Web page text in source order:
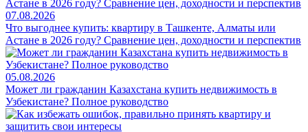
07.08.2026
Что выгоднее купить: квартиру в Ташкенте, Алматы или
Астане в 2026 году? Сравнение цен, доходности и перспектив
05.08.2026
Может ли гражданин Казахстана купить недвижимость в
Узбекистане? Полное руководство